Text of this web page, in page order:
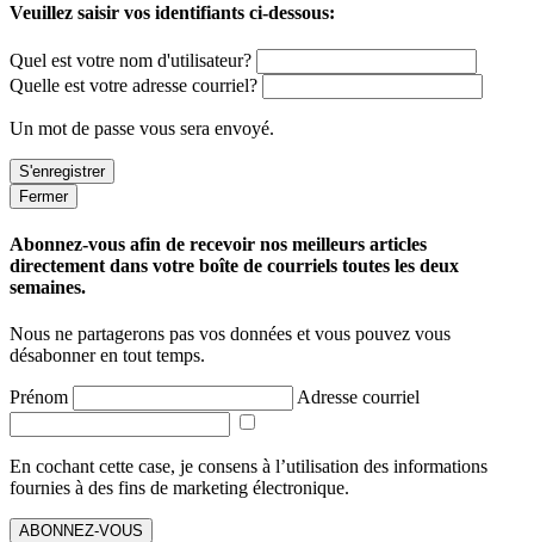
Veuillez saisir vos identifiants ci-dessous:
Quel est votre nom d'utilisateur?
Quelle est votre adresse courriel?
Un mot de passe vous sera envoyé.
Fermer
Abonnez-vous afin de recevoir nos meilleurs articles
directement dans votre boîte de courriels toutes les deux
semaines.
Nous ne partagerons pas vos données et vous pouvez vous
désabonner en tout temps.
Prénom Adresse courriel
En cochant cette case, je consens à l’utilisation des informations
fournies à des fins de marketing électronique.
ABONNEZ-VOUS